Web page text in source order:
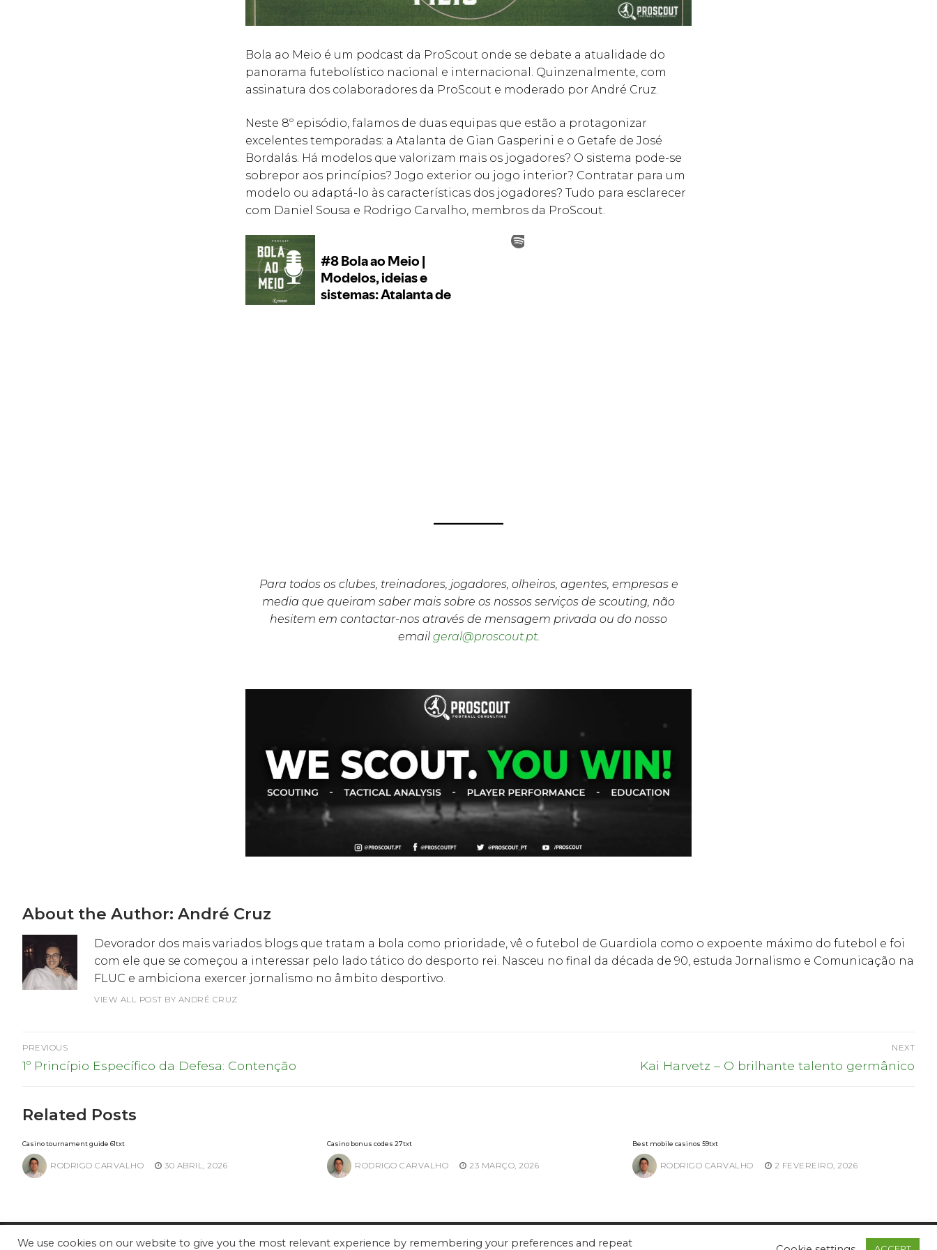
Bola ao Meio é um podcast da ProScout onde se debate a atualidade do
panorama futebolístico nacional e internacional. Quinzenalmente, com
assinatura dos colaboradores da ProScout e moderado por André Cruz.
Neste 8º episódio, falamos de duas equipas que estão a protagonizar
excelentes temporadas: a Atalanta de Gian Gasperini e o Getafe de José
Bordalás. Há modelos que valorizam mais os jogadores? O sistema pode-se
sobrepor aos princípios? Jogo exterior ou jogo interior? Contratar para um
modelo ou adaptá-lo às características dos jogadores? Tudo para esclarecer
com Daniel Sousa e Rodrigo Carvalho, membros da ProScout.
Para todos os clubes, treinadores, jogadores, olheiros, agentes, empresas e
media que queiram saber mais sobre os nossos serviços de scouting, não
hesitem em contactar-nos através de mensagem privada ou do nosso
email geral@proscout.pt.
About the Author: André Cruz
Devorador dos mais variados blogs que tratam a bola como prioridade, vê o futebol de Guardiola como o expoente máximo do futebol e foi
com ele que se começou a interessar pelo lado tático do desporto rei. Nasceu no final da década de 90, estuda Jornalismo e Comunicação na
FLUC e ambiciona exercer jornalismo no âmbito desportivo.
VIEW ALL POST BY ANDRÉ CRUZ
Navegação
de
PREVIOUS
Previous
1º Princípio Específico da Defesa: Contenção
NEXT
Next
Kai Harvetz – O brilhante talento germânico
Related Posts
Casino tournament guide 61txt
RODRIGO CARVALHO 30 ABRIL, 2026
Casino bonus codes 27txt
RODRIGO CARVALHO 23 MARÇO, 2026
Best mobile casinos 59txt
RODRIGO CARVALHO 2 FEVEREIRO, 2026
We use cookies on our website to give you the most relevant experience by remembering your preferences and repeat